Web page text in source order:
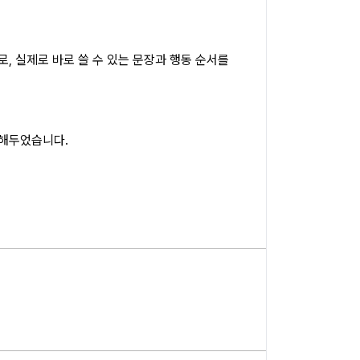
, 실제로 바로 쓸 수 있는 문장과 행동 순서를
두었습니다.